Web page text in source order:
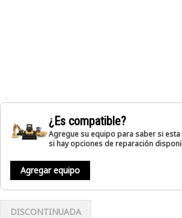
¿Es compatible?
Agregue su equipo para saber si
si hay opciones de reparación
Agregar equipo
DISCONTINUADA